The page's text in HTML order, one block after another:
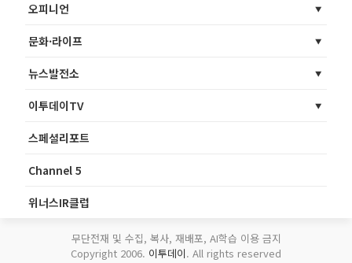
오피니언
문화·라이프
뉴스발전소
이투데이TV
스페셜리포트
Channel 5
위너스IR클럽
무단전재 및 수집, 복사, 재배포, AI학습 이용 금지
Copyright 2006. 이투데이. All rights reserved